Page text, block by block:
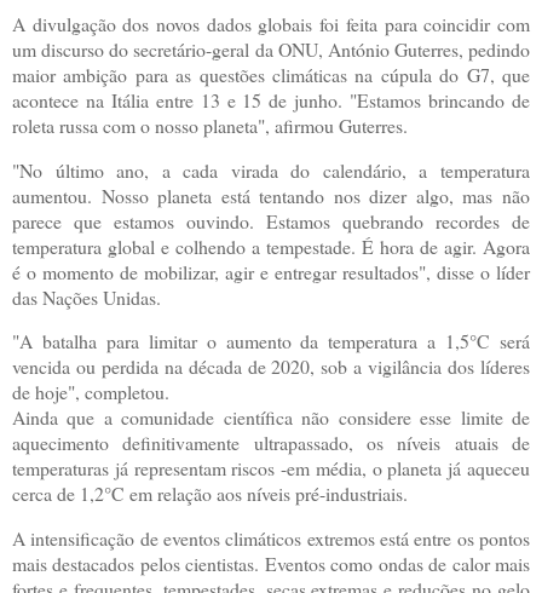
A divulgação dos novos dados globais foi feita para coincidir com
um discurso do secretário-geral da ONU, António Guterres, pedindo
maior ambição para as questões climáticas na cúpula do G7, que
acontece na Itália entre 13 e 15 de junho. "Estamos brincando de
roleta russa com o nosso planeta", afirmou Guterres.
"No último ano, a cada virada do calendário, a temperatura
aumentou. Nosso planeta está tentando nos dizer algo, mas não
parece que estamos ouvindo. Estamos quebrando recordes de
temperatura global e colhendo a tempestade. É hora de agir. Agora
é o momento de mobilizar, agir e entregar resultados", disse o líder
das Nações Unidas.
"A batalha para limitar o aumento da temperatura a 1,5°C será
vencida ou perdida na década de 2020, sob a vigilância dos líderes
de hoje", completou.
Ainda que a comunidade científica não considere esse limite de
aquecimento definitivamente ultrapassado, os níveis atuais de
temperaturas já representam riscos -em média, o planeta já aqueceu
cerca de 1,2°C em relação aos níveis pré-industriais.
A intensificação de eventos climáticos extremos está entre os pontos
mais destacados pelos cientistas. Eventos como ondas de calor mais